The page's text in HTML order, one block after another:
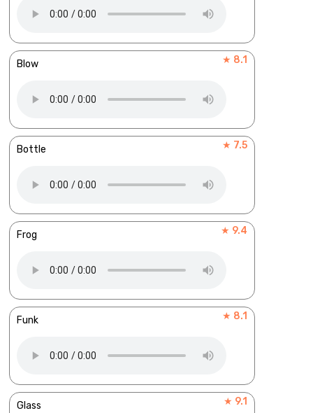
Blow ★ 8.1
Bottle ★ 7.5
Frog ★ 9.4
Funk ★ 8.1
Glass ★ 9.1